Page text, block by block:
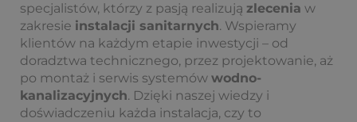
specjalistów, którzy z pasją realizują zlecenia w
zakresie instalacji sanitarnych. Wspieramy
klientów na każdym etapie inwestycji – od
doradztwa technicznego, przez projektowanie, aż
po montaż i serwis systemów wodno-
kanalizacyjnych. Dzięki naszej wiedzy i
doświadczeniu każda instalacja, czy to